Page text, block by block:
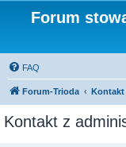
Forum
FAQ
Forum-Trioda Kontakt
Kontakt z